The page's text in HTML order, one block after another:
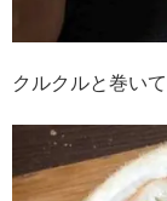
クルクルと巻い